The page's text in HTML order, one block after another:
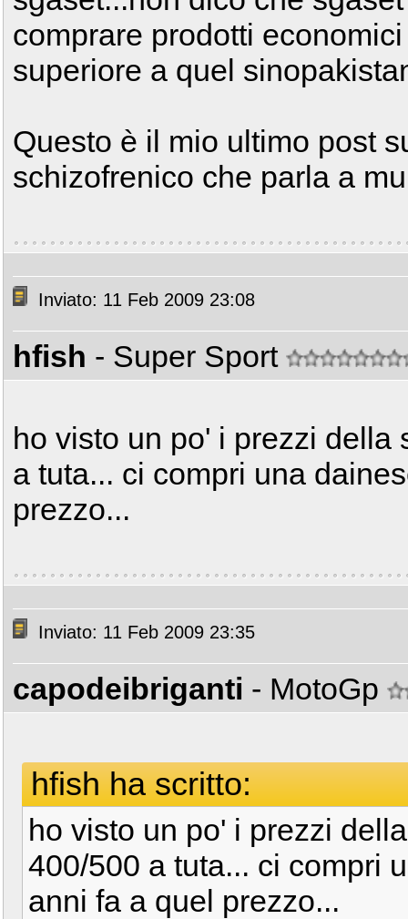
comprare prodotti
superiore a quel
Questo è il mio ultimo post
schizofrenico che parla a
Inviato: 11 Feb 2009 23:08
hfish - Super Sport
ho visto un po' i prezzi della
a tuta... ci compri una
prezzo...
Inviato: 11 Feb 2009 23:35
capodeibriganti - MotoGp
hfish ha scritto:
ho visto un po' i prezzi
400/500 a tuta... ci compri
anni fa a quel prezzo...